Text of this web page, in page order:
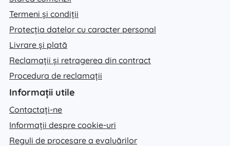
Termeni și condiții
Protecția datelor cu caracter personal
Livrare și plată
Reclamații și retragerea din contract
Procedura de reclamații
Informații utile
Contactați-ne
Informații despre cookie-uri
Reguli de procesare a evaluărilor